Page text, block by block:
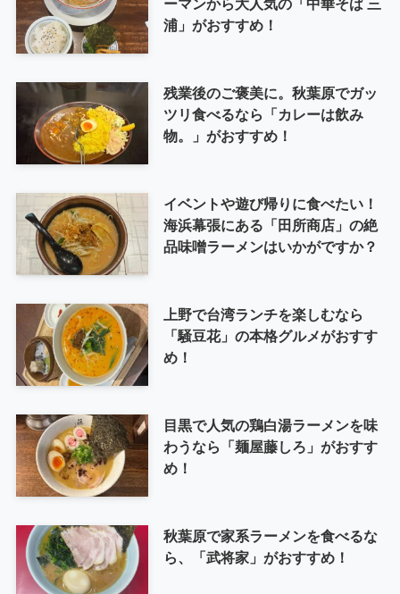
ーマンから大人気の「中華そば 三
浦」がおすすめ！
残業後のご褒美に。秋葉原でガッ
ツリ食べるなら「カレーは飲み
物。」がおすすめ！
イベントや遊び帰りに食べたい！
海浜幕張にある「田所商店」の絶
品味噌ラーメンはいかがですか？
上野で台湾ランチを楽しむなら
「騒豆花」の本格グルメがおすす
め！
目黒で人気の鶏白湯ラーメンを味
わうなら「麺屋藤しろ」がおすす
め！
秋葉原で家系ラーメンを食べるな
ら、「武将家」がおすすめ！